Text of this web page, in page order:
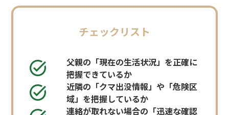
チェックリスト
父親の「現在の生活状況」を正確に
把握できているか
近隣の「クマ出没情報」や「危険区
域」を把握しているか
連絡が取れない場合の「迅速な確認